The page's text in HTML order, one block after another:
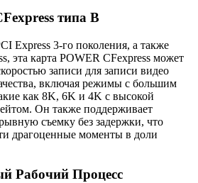
типа B
Express 3-го поколения, а также
эта карта POWER CFexpress может
записи для записи видео
включая режимы с большим
как 8K, 6K и 4K с высокой
Он также поддерживает
съемку без задержки, что
драгоценные моменты в доли
Рабочий Процесс